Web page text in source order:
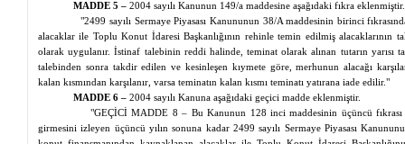
MADDE 5 – 2004 sayılı Kanunun 149/a maddesine aşağıdaki fıkra eklenmiştir.
"2499 sayılı Sermaye Piyasası Kanununun 38/A maddesinin birinci
alacaklar ile Toplu Konut İdaresi Başkanlığının rehinle temin edilmiş
olarak uygulanır. İstinaf talebinin reddi halinde, teminat olarak alınan tutarın yarısı
talebinden sonra takdir edilen ve kesinleşen kıymete göre,merhunun alacağı
kalan kısmından karşılanır, varsa teminatın kalan kısmı teminatı yatırana iade edilir."
MADDE 6 – 2004 sayılı Kanuna aşağıdaki geçici madde eklenmiştir.
"GEÇİCİ MADDE 8 – Bu Kanunun 128 inci maddesinin üçüncü
girmesini izleyen üçüncü yılın sonuna kadar 2499 sayılı Sermaye Piyasası